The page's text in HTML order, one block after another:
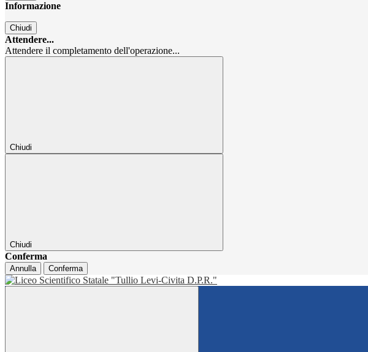
Informazione
Chiudi
Attendere...
Attendere il completamento dell'operazione...
Chiudi
Chiudi
Conferma
Annulla Conferma